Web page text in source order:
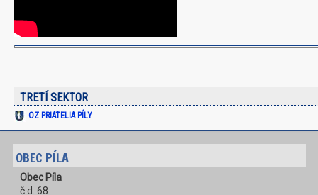
TRETÍ SEKTOR
OZ PRIATELIA PÍLY
OBEC PÍLA
Obec Píla
č.d. 68